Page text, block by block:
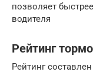
позволяет
водителя
Рейтинг
Рейтинг